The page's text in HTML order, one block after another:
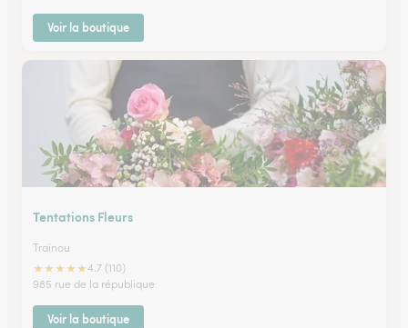
Voir la boutique
Tentations Fleurs
Trainou
★★★★★4.7 (110)
985 rue de la république
Voir la boutique